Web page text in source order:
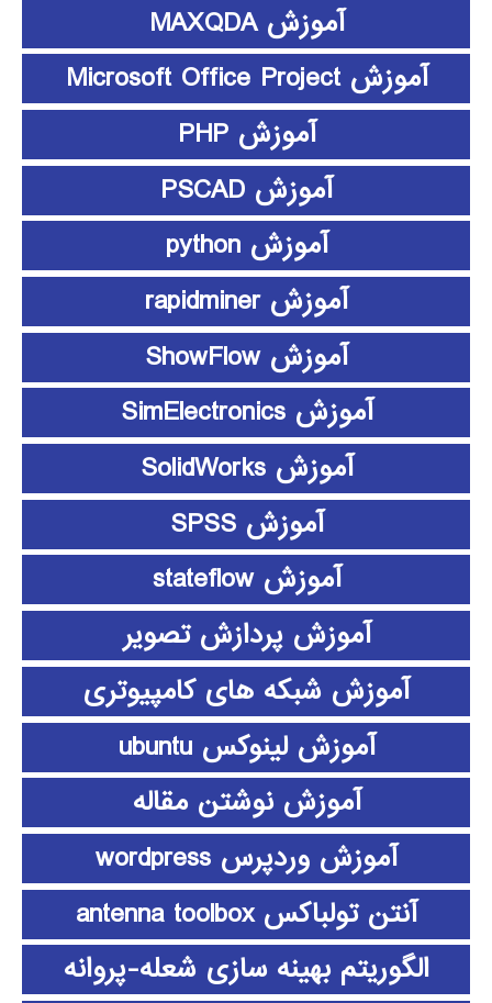
آموزش MAXQDA
آموزش Microsoft Office Project
آموزش PHP
آموزش PSCAD
آموزش python
آموزش rapidminer
آموزش ShowFlow
آموزش SimElectronics
آموزش SolidWorks
آموزش SPSS
آموزش stateflow
آموزش پردازش تصویر
آموزش شبکه های کامپیوتری
آموزش لینوکس ubuntu
آموزش نوشتن مقاله
آموزش وردپرس wordpress
آنتن تولباکس antenna toolbox
الگوریتم بهینه سازی شعله-پروانه